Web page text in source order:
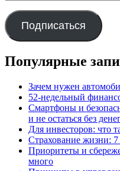
mail
адрес
Подписаться
Популярные
Зачем нужен
52-недельный
Смартфоны и
и не остаться без
Для инвесторов: что
Страхование жизни:
Приоритеты и
много